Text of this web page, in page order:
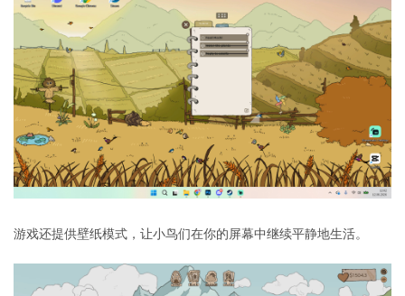
游戏还提供壁纸模式，让小鸟们在你的屏幕中继续平静地生活。